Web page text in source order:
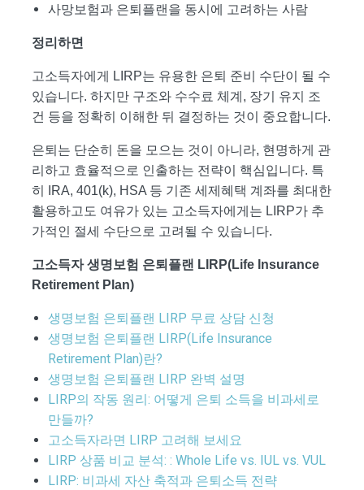
사망보험과 은퇴플랜을 동시에 고려하는 사람
정리하면
고소득자에게 LIRP는 유용한 은퇴 준비 수단이 될 수
있습니다. 하지만 구조와 수수료 체계, 장기 유지 조
건 등을 정확히 이해한 뒤 결정하는 것이 중요합니다.
은퇴는 단순히 돈을 모으는 것이 아니라, 현명하게 관
리하고 효율적으로 인출하는 전략이 핵심입니다. 특
히 IRA, 401(k), HSA 등 기존 세제혜택 계좌를 최대한
활용하고도 여유가 있는 고소득자에게는 LIRP가 추
가적인 절세 수단으로 고려될 수 있습니다.
고소득자 생명보험 은퇴플랜 LIRP(Life Insurance
Retirement Plan)
생명보험 은퇴플랜 LIRP 무료 상담 신청
생명보험 은퇴플랜 LIRP(Life Insurance
Retirement Plan)란?
생명보험 은퇴플랜 LIRP 완벽 설명
LIRP의 작동 원리: 어떻게 은퇴 소득을 비과세로
만들까?
고소득자라면 LIRP 고려해 보세요
LIRP 상품 비교 분석: : Whole Life vs. IUL vs. VUL
LIRP: 비과세 자산 축적과 은퇴소득 전략